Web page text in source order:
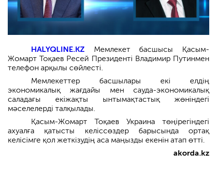
HALYQLINE.KZ Мемлекет басшысы Қасым-
Жомарт Тоқаев Ресей Президенті Владимир Путинмен
телефон арқылы сөйлесті.
Мемлекеттер басшылары екі елдің
экономикалық жағдайы мен сауда-экономикалық
саладағы екіжақты ынтымақтастық жөніндегі
мәселелерді талқылады.
Қасым-Жомарт Тоқаев Украина төңірегіндегі
ахуалға қатысты келіссөздер барысында ортақ
келісімге қол жеткізудің аса маңызды екенін атап өтті.
akorda.kz